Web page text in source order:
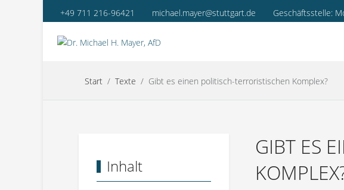
+49 711 216-96421 michael.mayer@stuttgart.de Geschäftsstelle:
Start Texte Gibt es einen politisch-terroristischen Komplex?
Inhalt
GIBT ES